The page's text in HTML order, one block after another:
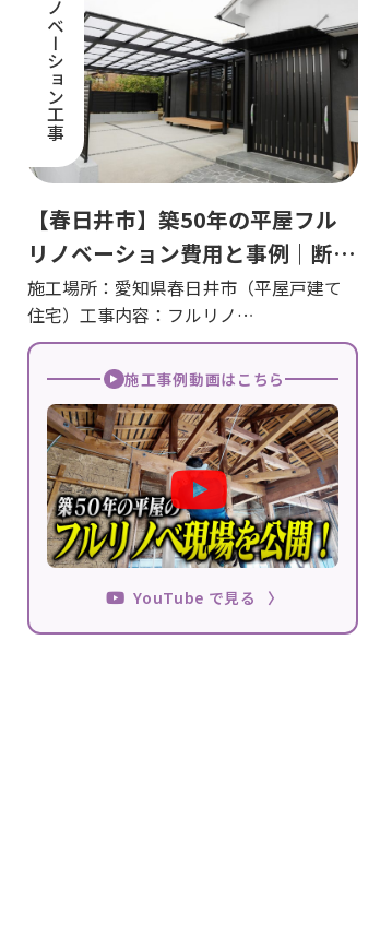
リノベーション工事
【春日井市】築50年の平屋フル
リノベーション費用と事例｜断
熱・耐震・水回りをすべて一新｜
BOIS創建
施工場所：愛知県春日井市（平屋戸建て
住宅）工事内容：フルリノ…
施工事例動画はこちら
YouTube で見る 〉